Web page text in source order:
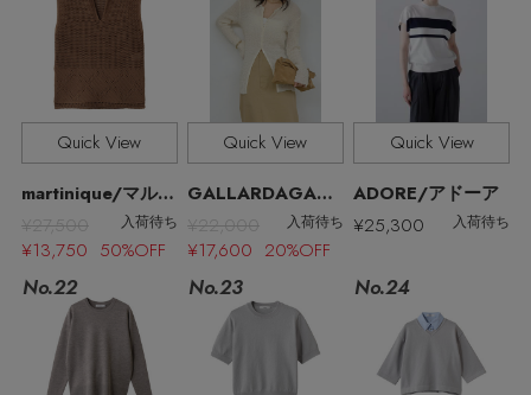
Stay in the Loop
Quick View
martinique/マルティニーク
¥27,500
入荷待ち
¥13,750 50%OFF
Quick View
GALLARDAGALANTE/ガリャルダガランテ
¥22,000
入荷待ち
¥17,600 20%OFF
Quick View
ADORE/アドーア
¥25,300
入荷待ち
No.22 No.23 No.24